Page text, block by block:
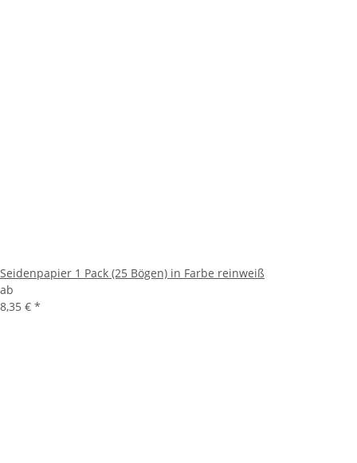
Seidenpapier 1 Pack (25 Bögen) in Farbe reinweiß
ab
8,35 € *